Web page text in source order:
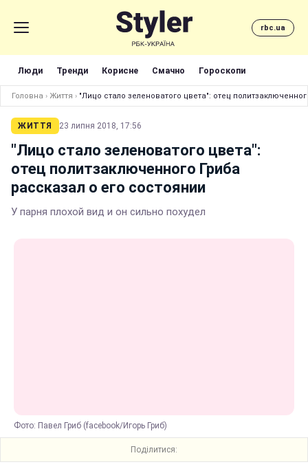
rbc.ua
Люди Тренди Корисне Смачно Гороскопи
Головна › Життя › "Лицо стало зеленоватого цвета": отец
ЖИТТЯ 23 липня 2018, 17:56
"Лицо стало зеленоватого цвета":
отец политзаключенного Гриба
рассказал о его состоянии
У парня плохой вид и он сильно похудел
Фото: Павел Гриб (facebook/Игорь Гриб)
Поділитися: